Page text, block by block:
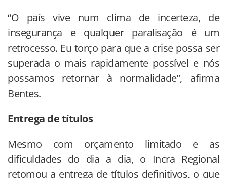
“O país vive num clima de incerteza, de
insegurança e qualquer paralisação é um
retrocesso. Eu torço para que a crise possa ser
superada o mais rapidamente possível e nós
possamos retornar à normalidade”, afirma
Bentes.
Entrega de títulos
Mesmo com orçamento limitado e as
dificuldades do dia a dia, o Incra Regional
retomou a entrega de títulos definitivos, o que